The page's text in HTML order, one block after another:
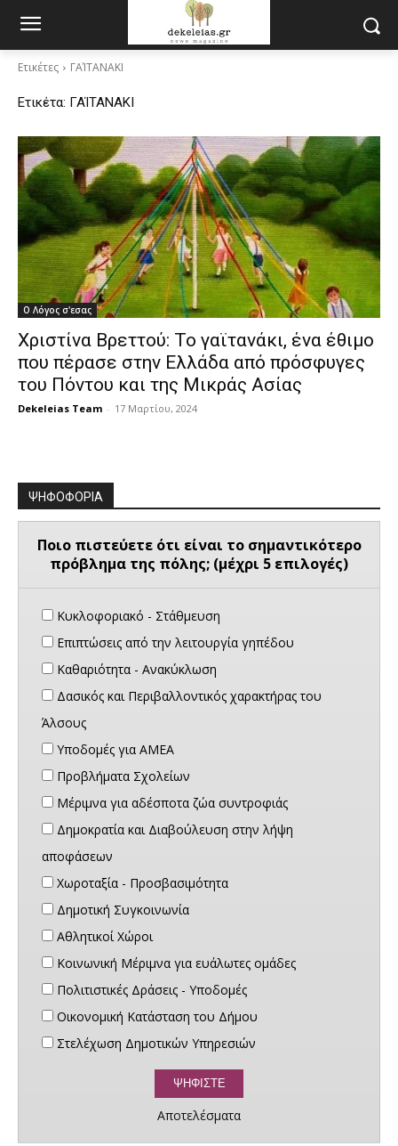
Ετικέτες ΓΑΊΤΑΝΑΚΙ
Ετικέτα: ΓΑΊΤΑΝΑΚΙ
Ο Λόγος σ'εσας
Χριστίνα Βρεττού: Το γαϊτανάκι, ένα έθιμο
που πέρασε στην Ελλάδα από πρόσφυγες
του Πόντου και της Μικράς Ασίας
Dekeleias Team - 17 Μαρτίου, 2024
ΨΗΦΟΦΟΡΙΑ
Ποιο πιστεύετε ότι είναι το σημαντικότερο
πρόβλημα της πόλης; (μέχρι 5 επιλογές)
Κυκλοφοριακό - Στάθμευση
Επιπτώσεις από την λειτουργία γηπέδου
Καθαριότητα - Ανακύκλωση
Δασικός και Περιβαλλοντικός χαρακτήρας του
Άλσους
Υποδομές για ΑΜΕΑ
Προβλήματα Σχολείων
Μέριμνα για αδέσποτα ζώα συντροφιάς
Δημοκρατία και Διαβούλευση στην λήψη
αποφάσεων
Χωροταξία - Προσβασιμότητα
Δημοτική Συγκοινωνία
Αθλητικοί Χώροι
Κοινωνική Μέριμνα για ευάλωτες ομάδες
Πολιτιστικές Δράσεις - Υποδομές
Οικονομική Κατάσταση του Δήμου
Στελέχωση Δημοτικών Υπηρεσιών
Αποτελέσματα